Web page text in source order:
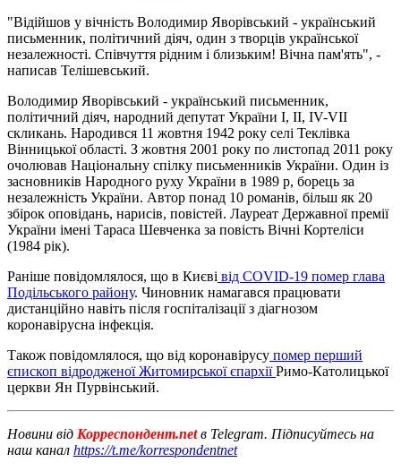
"Відійшов у вічність Володимир Яворівський - український
письменник, політичний діяч, один з творців української
незалежності. Співчуття рідним і близьким! Вічна пам'ять", -
написав Телішевський.
Володимир Яворівський - український письменник,
політичний діяч, народний депутат України I, II, IV-VII
скликань. Народився 11 жовтня 1942 року селі Теклівка
Вінницької області. З жовтня 2001 року по листопад 2011 року
очолював Національну спілку письменників України. Один із
засновників Народного руху України в 1989 р, борець за
незалежність України. Автор понад 10 романів, більш як 20
збірок оповідань, нарисів, повістей. Лауреат Державної премії
України імені Тараса Шевченка за повість Вічні Кортеліси
(1984 рік).
Раніше повідомлялося, що в Києві від COVID-19 помер глава
Подільського району. Чиновник намагався працювати
дистанційно навіть після госпіталізації з діагнозом
коронавірусна інфекція.
Також повідомлялося, що від коронавірусу помер перший
єпископ відродженої Житомирської єпархіїРимо-Католицької
церкви Ян Пурвінський.
Новини від Корреспондент.netв Telegram. Підписуйтесь на
наш канал https://t.me/korrespondentnet